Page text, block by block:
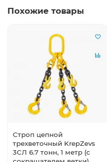
Похожие товары
Строп цепной
трехветочный KrepZevs
3СЛ 6.7 тонн, 1 метр (с